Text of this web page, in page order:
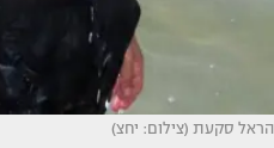
הראל סקעת (צילום: יחצ)